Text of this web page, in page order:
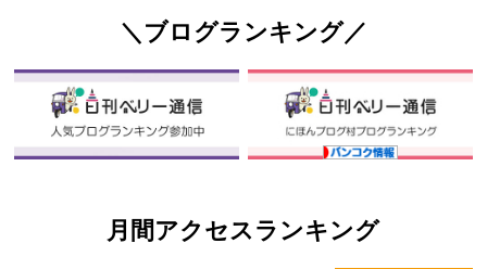
＼ブログランキング／
月間アクセスランキング